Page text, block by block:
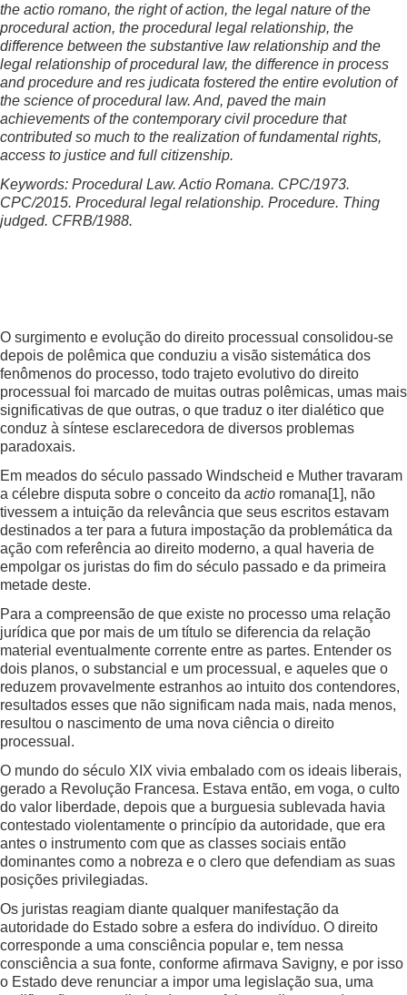
the actio romano, the right of action, the legal nature of the
procedural action, the procedural legal relationship, the
difference between the substantive law relationship and the
legal relationship of procedural law, the difference in process
and procedure and res judicata fostered the entire evolution of
the science of procedural law. And, paved the main
achievements of the contemporary civil procedure that
contributed so much to the realization of fundamental rights,
access to justice and full citizenship.
Keywords: Procedural Law. Actio Romana. CPC/1973.
CPC/2015. Procedural legal relationship. Procedure. Thing
judged. CFRB/1988.
O surgimento e evolução do direito processual consolidou-se
depois de polêmica que conduziu a visão sistemática dos
fenômenos do processo, todo trajeto evolutivo do direito
processual foi marcado de muitas outras polêmicas, umas mais
significativas de que outras, o que traduz o iter dialético que
conduz à síntese esclarecedora de diversos problemas
paradoxais.
Em meados do século passado Windscheid e Muther travaram
a célebre disputa sobre o conceito da actio romana[1], não
tivessem a intuição da relevância que seus escritos estavam
destinados a ter para a futura impostação da problemática da
ação com referência ao direito moderno, a qual haveria de
empolgar os juristas do fim do século passado e da primeira
metade deste.
Para a compreensão de que existe no processo uma relação
jurídica que por mais de um título se diferencia da relação
material eventualmente corrente entre as partes. Entender os
dois planos, o substancial e um processual, e aqueles que o
reduzem provavelmente estranhos ao intuito dos contendores,
resultados esses que não significam nada mais, nada menos,
resultou o nascimento de uma nova ciência o direito
processual.
O mundo do século XIX vivia embalado com os ideais liberais,
gerado a Revolução Francesa. Estava então, em voga, o culto
do valor liberdade, depois que a burguesia sublevada havia
contestado violentamente o princípio da autoridade, que era
antes o instrumento com que as classes sociais então
dominantes como a nobreza e o clero que defendiam as suas
posições privilegiadas.
Os juristas reagiam diante qualquer manifestação da
autoridade do Estado sobre a esfera do indivíduo. O direito
corresponde a uma consciência popular e, tem nessa
consciência a sua fonte, conforme afirmava Savigny, e por isso
o Estado deve renunciar a impor uma legislação sua, uma